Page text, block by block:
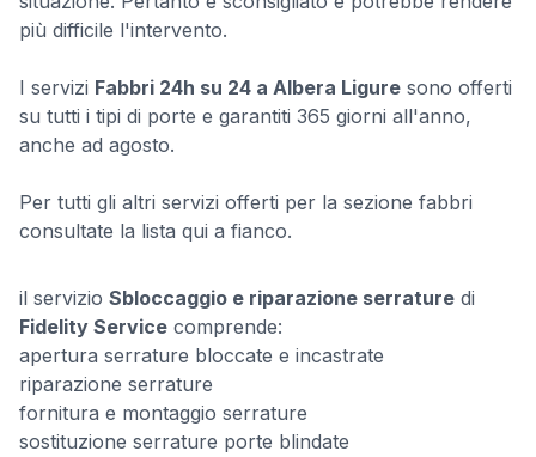
più difficile l'intervento.
I servizi Fabbri 24h su 24 a Albera Ligure sono offerti
su tutti i tipi di porte e garantiti 365 giorni all'anno,
anche ad agosto.
Per tutti gli altri servizi offerti per la sezione fabbri
consultate la lista qui a fianco.
il servizio Sbloccaggio e riparazione serrature di
Fidelity Service comprende:
apertura serrature bloccate e incastrate
riparazione serrature
fornitura e montaggio serrature
sostituzione serrature porte blindate